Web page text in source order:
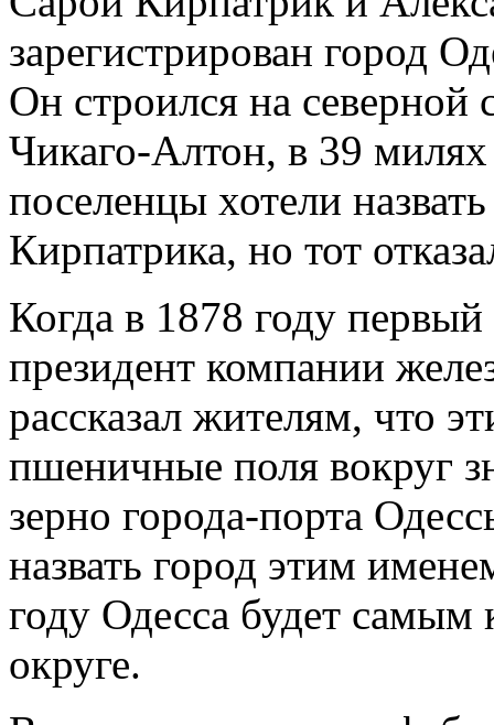
зарегистрирован город
Он строился на северной
Чикаго-Алтон, в 39
поселенцы хотели
Кирпатрика, но тот
Когда в 1878 году
президент компании
рассказал жителям, что
пшеничные поля вокруг
зерно города-порта
назвать город этим
году Одесса будет
округе.